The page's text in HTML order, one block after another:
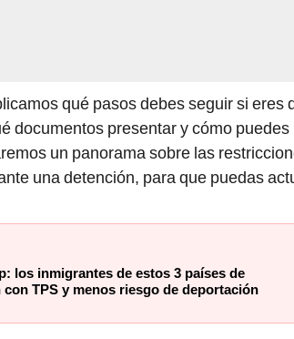
qué pasos debes seguir si eres
documentos presentar y cómo
un panorama sobre las
una detención, para que puedas
los inmigrantes de estos 3 países de
TPS y menos riesgo de deportación